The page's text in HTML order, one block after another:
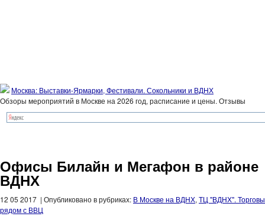
Москва: Выставки-Ярмарки, Фестивали. Сокольники и ВДНХ
Обзоры мероприятий в Москве на 2026 год, расписание и цены. Отзывы
Офисы Билайн и Мегафон в районе
ВДНХ
12 05 2017 | Опубликовано в рубриках: В Москве на ВДНХ, ТЦ "ВДНХ".
рядом с ВВЦ